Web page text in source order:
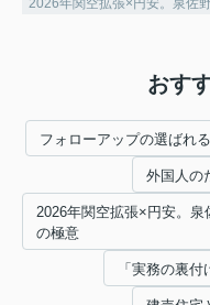
おす
フォローアップの選ばれ
外国人の
2026年関空拡張×円安。泉
の極意
「実務の裏